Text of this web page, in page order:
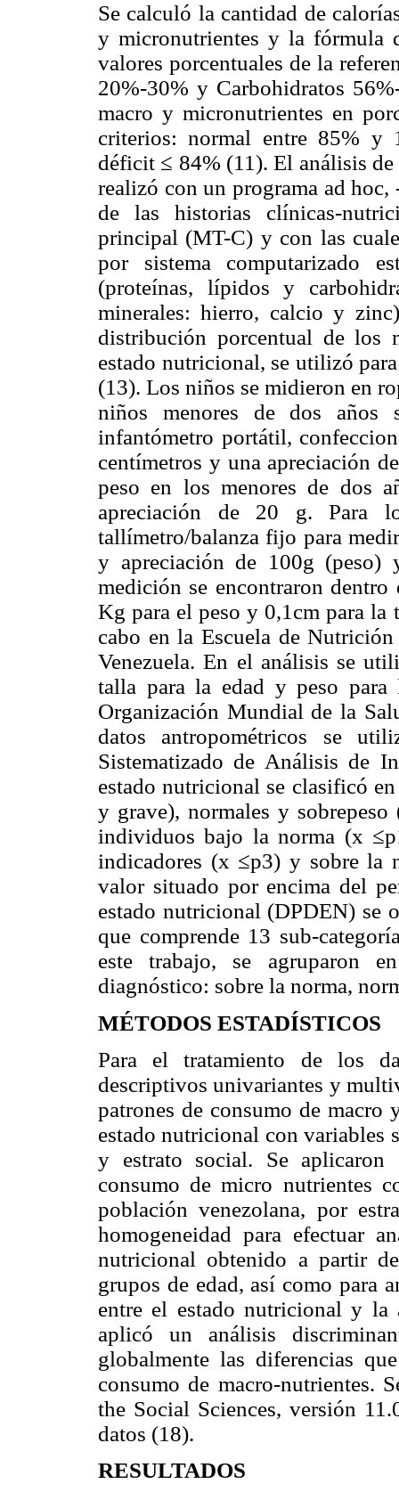
Se calculó la cantidad de
y micronutrientes y la fórmula
valores porcentuales de la
20%-30% y Carbohidratos
macro y micronutrientes en
criterios: normal entre 85% y
déficit ≤ 84% (11). El análisis de
realizó con un programa ad
de las historias clínicas-
principal (MT-C) y con las
por sistema computarizado
(proteínas, lípidos y
minerales: hierro, calcio y
distribución porcentual de los
estado nutricional, se utilizó
(13). Los niños se midieron en
niños menores de dos
infantómetro portátil,
centímetros y una apreciación
peso en los menores de dos
apreciación de 20 g. Para
tallímetro/balanza fijo para
y apreciación de 100g (peso)
medición se encontraron
Kg para el peso y 0,1cm para
cabo en la Escuela de
Venezuela. En el análisis se
talla para la edad y peso
Organización Mundial de la
datos antropométricos se
Sistematizado de Análisis de
estado nutricional se clasificó
y grave), normales y
individuos bajo la norma (x
indicadores (x ≤p3) y sobre la
valor situado por encima del
estado nutricional (DPDEN) se
que comprende 13 sub-
este trabajo, se agruparon
diagnóstico: sobre la norma,
MÉTODOS ESTADÍSTICOS
Para el tratamiento de los
descriptivos univariantes y
patrones de consumo de
estado nutricional con variables
y estrato social. Se aplicaron
consumo de micro nutrientes
población venezolana, por
homogeneidad para efectuar
nutricional obtenido a partir
grupos de edad, así como para
entre el estado nutricional y la
aplicó un análisis
globalmente las diferencias
consumo de macro-nutrientes.
the Social Sciences, versión
datos (18).
RESULTADOS